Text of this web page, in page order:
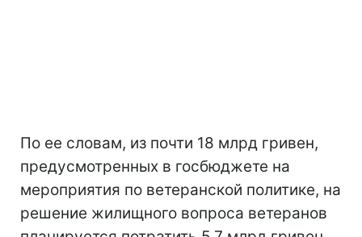
По ее словам, из почти 18 млрд гривен,
предусмотренных в госбюджете на
мероприятия по ветеранской политике, на
решение жилищного вопроса ветеранов